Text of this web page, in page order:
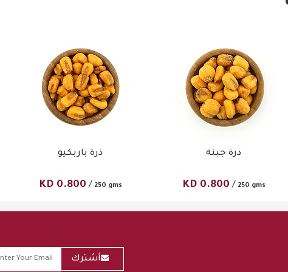
ذرة باربكيو
KD 0.800 / 250 gms
ذرة جبنة
KD 0.800 / 250 gms
أشترك